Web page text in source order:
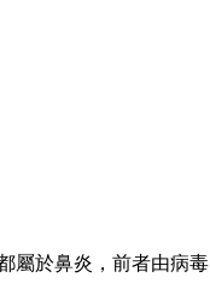
於鼻炎，前者由病毒